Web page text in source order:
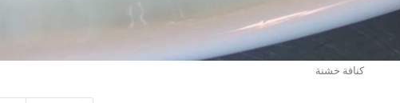
كنافة خشنة